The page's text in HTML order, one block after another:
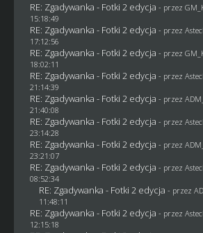
RE: Zgadywanka - Fotki 2 edycja - przez
15:18:49
RE: Zgadywanka - Fotki 2 edycja - przez
17:12:56
RE: Zgadywanka - Fotki 2 edycja - przez
18:02:11
RE: Zgadywanka - Fotki 2 edycja - przez
21:14:39
RE: Zgadywanka - Fotki 2 edycja - przez
21:40:08
RE: Zgadywanka - Fotki 2 edycja - przez
23:14:28
RE: Zgadywanka - Fotki 2 edycja - przez
23:21:07
RE: Zgadywanka - Fotki 2 edycja - przez
08:52:34
RE: Zgadywanka - Fotki 2 edycja - przez
11:48:11
RE: Zgadywanka - Fotki 2 edycja - przez
12:15:18